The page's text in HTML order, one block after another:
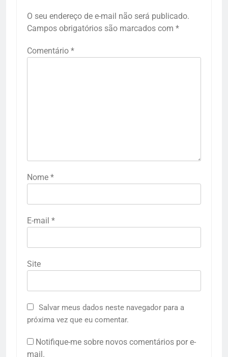
O seu endereço de e-mail não será publicado.
Campos obrigatórios são marcados com *
Comentário *
Nome *
E-mail *
Site
Salvar meus dados neste navegador para a
próxima vez que eu comentar.
Notifique-me sobre novos comentários por e-
mail.